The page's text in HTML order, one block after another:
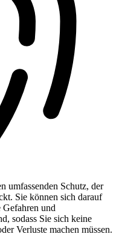
umfassenden Schutz, der
Sie können sich darauf
Gefahren und
sodass Sie sich keine
Verluste machen müssen.